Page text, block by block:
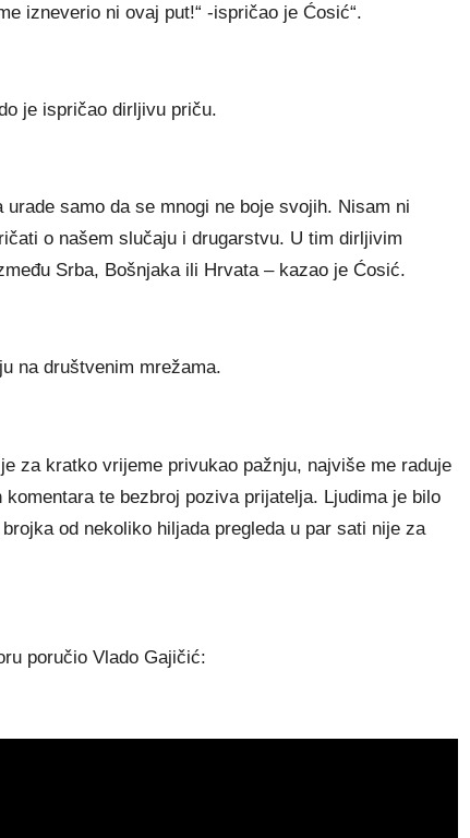
izneverio ni ovaj put!“ -ispričao je Ćosić“.
je ispričao dirljivu priču.
samo da se mnogi ne boje svojih. Nisam ni
o našem slučaju i drugarstvu. U tim dirljivim
Srba, Bošnjaka ili Hrvata – kazao je Ćosić.
na društvenim mrežama.
za kratko vrijeme privukao pažnju, najviše me raduje
te bezbroj poziva prijatelja. Ljudima je bilo
od nekoliko hiljada pregleda u par sati nije za
poručio Vlado Gajičić: